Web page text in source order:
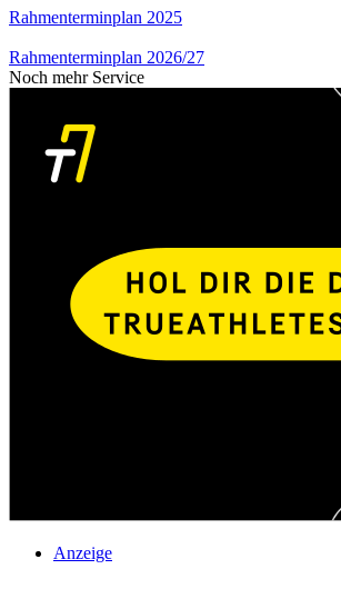
Rahmenterminplan 2025
Rahmenterminplan 2026/27
Noch mehr Service
Anzeige